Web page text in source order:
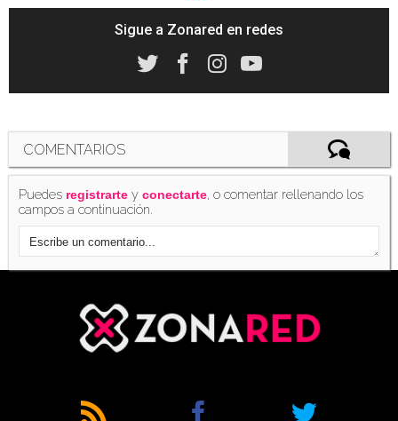
confirma fecha de lanzamiento en Japón
'Super Mario Run' para Android ha sido
descargado más de 50 millones de veces
(08/05/2017)
'Yo-kai Watch 2: Mentespectros' llegará a
Europa en otoño (13/07/2017)
Sigue a Zonared en redes
COMENTARIOS
Puedes registrarte yconectarte, o comentar rellenando los
campos a continuación.